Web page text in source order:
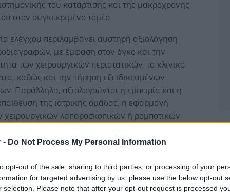
- Do Not Process My Personal Information
opt-out of the sale, sharing to third parties, or processing of your
for targeted advertising by us, please use the below opt-out
selection. Please note that after your opt-out request is processed
του κατάρτισης και της μακρόχρονης
στον συγκεκριμένο τομέα.
ελέγχου περιλαμβάνει αυστηρή αξιολόγηση
με έμφαση στον όγκο και την
των χειρουργικών περιστατικών, τα κλινικά
καθώς και την τήρηση εξειδικευμένων
Παράλληλα, αξιολογούνται η εμπειρία και η
της ιατρικής ομάδας, η εφαρμογή
χειρουργικών λαπαροσκοπικών ή ρομποτικών
των ασθενών.
ρόλο στην επιτυχή διατήρηση της πιστοποίησης
επίσης ο προηγμένος τεχνολογικός εξοπλισμός,
δομή της Α΄ Χειρουργικής Κλινικής και η